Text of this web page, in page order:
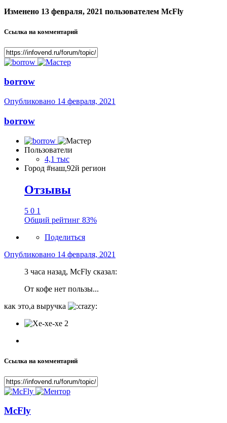
Изменено 13 февраля, 2021 пользователем McFly
Ссылка на комментарий
borrow
Опубликовано 14 февраля, 2021
borrow
Пользователи
4,1 тыс
Город #наш,92й регион
Отзывы
5 0 1
Общий рейтинг 83%
Поделиться
Опубликовано 14 февраля, 2021
3 часа назад, McFly сказал:
От кофе нет пользы...
как это,а выручка
2
Ссылка на комментарий
McFly